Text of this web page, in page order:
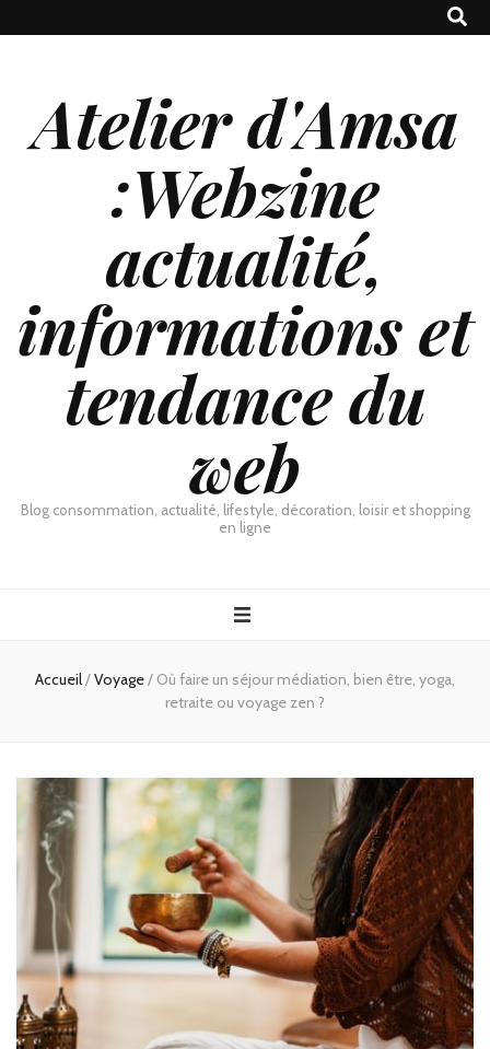
Atelier d'Amsa
:Webzine
actualité,
informations et
tendance du
web
Blog consommation, actualité, lifestyle, décoration, loisir et shopping
en ligne
Accueil/Voyage/ Où faire un séjour médiation, bien être, yoga,
retraite ou voyage zen ?